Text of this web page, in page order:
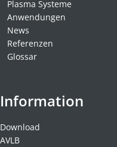
Plasma Systeme
Anwendungen
News
Referenzen
Glossar
Information
Download
AVLB